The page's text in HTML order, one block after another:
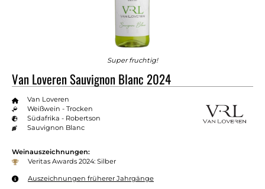
Super fruchtig!
Van Loveren Sauvignon Blanc 2024
Van Loveren
Weißwein - Trocken
Südafrika - Robertson
Sauvignon Blanc
Weinauszeichnungen:
Veritas Awards 2024: Silber
Auszeichnungen früherer Jahrgänge